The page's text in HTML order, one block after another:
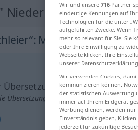
Niederländisch
: Maskulinum,
Übersetzungen
Übersetzung anklicken/antippen)
Wir und unsere 716-Partner
eindeutige Kennungen auf
Technologien für die unter
aufgeführten Zwecke. Wenn
mehr so relevant für Sie. Sie
oder Ihre Einwilligung zu
Webseite klicken. Ihre
unserer
Wir verwenden Cookies,
kommunizieren können.
der statistischen Auswertung
immer auf Ihrem Endgerät
Werbung dienen, werden nur
Einverständnis geben.
jederzeit für zukünftige